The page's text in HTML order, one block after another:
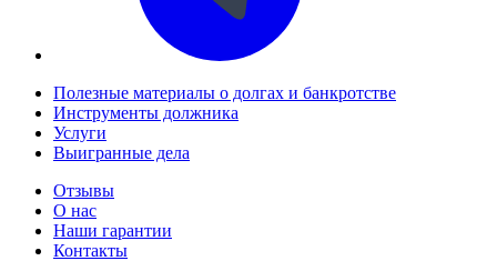
Полезные материалы о долгах и банкротстве
Инструменты должника
Услуги
Выигранные дела
Отзывы
О нас
Наши гарантии
Контакты